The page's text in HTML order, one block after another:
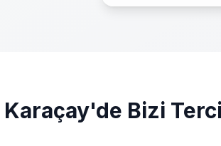
Karaçay'de Bizi